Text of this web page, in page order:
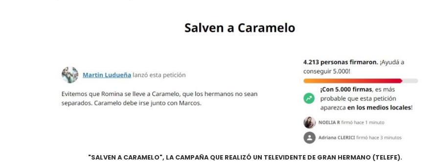
"SALVEN A CARAMELO", LA CAMPAÑA QUE REALIZÓ UN TELEVIDENTE DE GRAN HERMANO (TELEFE).